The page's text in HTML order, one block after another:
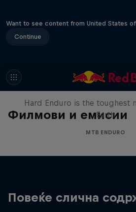
Want to see content from United States
Continue
Филмови и емисии
Hard Enduro 2025:
Season
Hard Enduro is the toughest
Earth
MTB ENDURO
Повеќе слична